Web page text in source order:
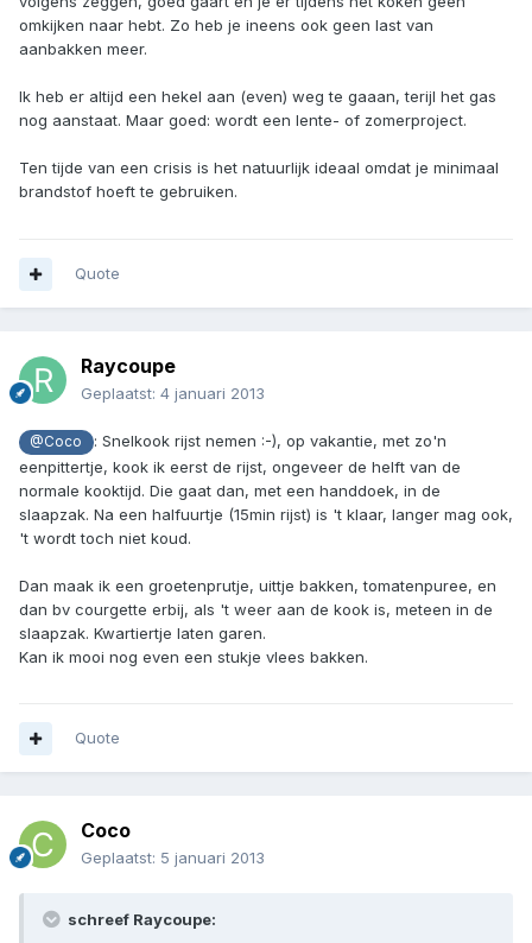
omkijken naar hebt. Zo heb je ineens ook geen last van
aanbakken meer.
Ik heb er altijd een hekel aan (even) weg te gaaan, terijl het gas
nog aanstaat. Maar goed: wordt een lente- of zomerproject.
Ten tijde van een crisis is het natuurlijk ideaal omdat je minimaal
brandstof hoeft te gebruiken.
Quote
Raycoupe
Geplaatst: 4 januari 2013
@Coco
: Snelkook rijst nemen :-), op vakantie, met zo'n
eenpittertje, kook ik eerst de rijst, ongeveer de helft van de
normale kooktijd. Die gaat dan, met een handdoek, in de
slaapzak. Na een halfuurtje (15min rijst) is 't klaar, langer mag ook,
't wordt toch niet koud.
Dan maak ik een groetenprutje, uittje bakken, tomatenpuree, en
dan bv courgette erbij, als 't weer aan de kook is, meteen in de
slaapzak. Kwartiertje laten garen.
Kan ik mooi nog even een stukje vlees bakken.
Quote
Coco
Geplaatst: 5 januari 2013
schreef Raycoupe: